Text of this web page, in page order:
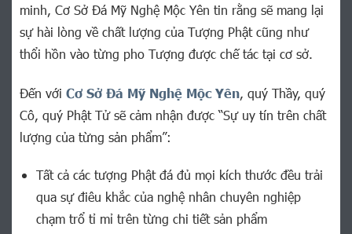
minh, Cơ Sở Đá Mỹ Nghệ Mộc Yên tin rằng sẽ mang lại
sự hài lòng về chất lượng của Tượng Phật cũng như
thổi hồn vào từng pho Tượng được chế tác tại cơ sở.
Đến với Cơ Sở Đá Mỹ Nghệ Mộc Yên, quý Thầy, quý
Cô, quý Phật Tử sẽ cảm nhận được “Sự uy tín trên chất
lượng của từng sản phẩm”:
Tất cả các tượng Phật đá đủ mọi kích thước đều trải
qua sự điêu khắc của nghệ nhân chuyên nghiệp
chạm trổ tỉ mỉ trên từng chi tiết sản phẩm